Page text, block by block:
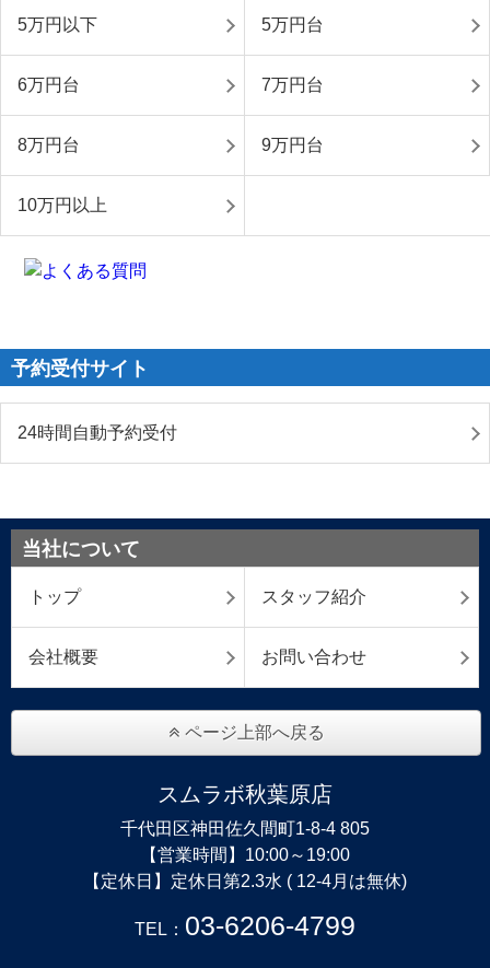
5万円以下 5万円台
6万円台 7万円台
8万円台 9万円台
10万円以上
予約受付サイト
24時間自動予約受付
当社について
トップ スタッフ紹介
会社概要 お問い合わせ
ページ上部へ戻る
スムラボ秋葉原店
千代田区神田佐久間町1-8-4 805
【営業時間】10:00～19:00
【定休日】定休日第2.3水 ( 12-4月は無休)
TEL： 03-6206-4799